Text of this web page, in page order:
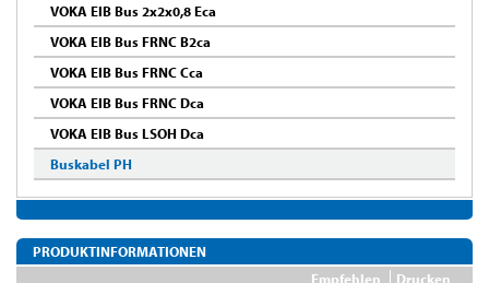
VOKA EIB Bus 2x2x0,8 Eca
VOKA EIB Bus FRNC B2ca
VOKA EIB Bus FRNC Cca
VOKA EIB Bus FRNC Dca
VOKA EIB Bus LSOH Dca
Buskabel PH
PRODUKTINFORMATIONEN
Empfehlen
Drucken